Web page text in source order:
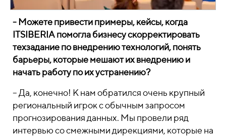
- Можете привести примеры, кейсы, когда
ITSIBERIA помогла бизнесу скорректировать
техзадание по внедрению технологий, понять
барьеры, которые мешают их внедрению и
начать работу по их устранению?
– Да, конечно! К нам обратился очень крупный
региональный игрок с обычным запросом
прогнозирования данных. Мы провели ряд
интервью со смежными дирекциями, которые на